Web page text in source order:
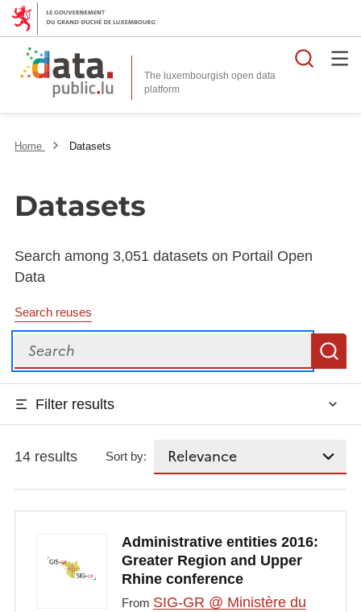
The luxembourgish open data
platform
Home Datasets
Datasets
Search among 3,051 datasets on Portail Open
Data
Search reuses
Search
Filter results
14 results Sort by:
Administrative entities 2016:
Greater Region and Upper
Rhine conference
From SIG-GR @ Ministère du